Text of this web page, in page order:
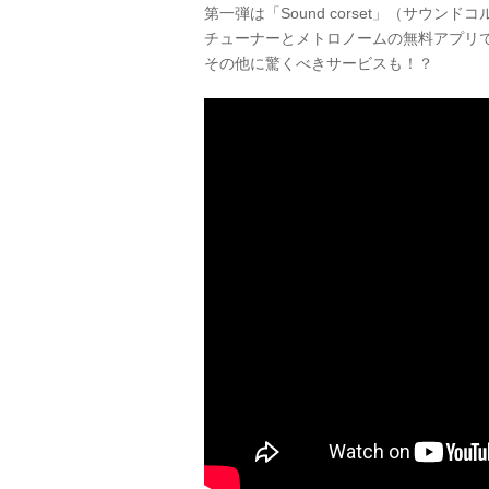
第一弾は「Sound corset」（サウンドコ
チューナーとメトロノームの無料アプリ
その他に驚くべきサービスも！？